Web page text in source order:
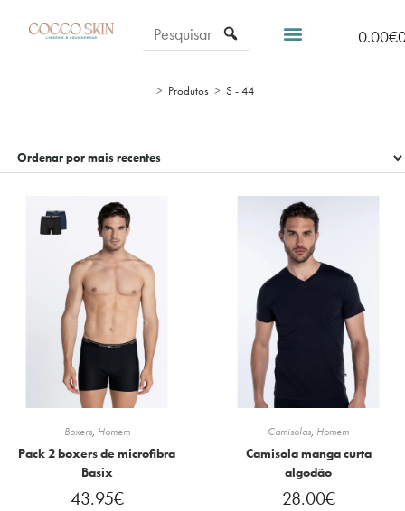
0.00€
> Produtos > S - 44
Boxers, Homem
Pack 2 boxers de microfibra
Basix
43.95€
Camisolas, Homem
Camisola manga curta
algodão
28.00€